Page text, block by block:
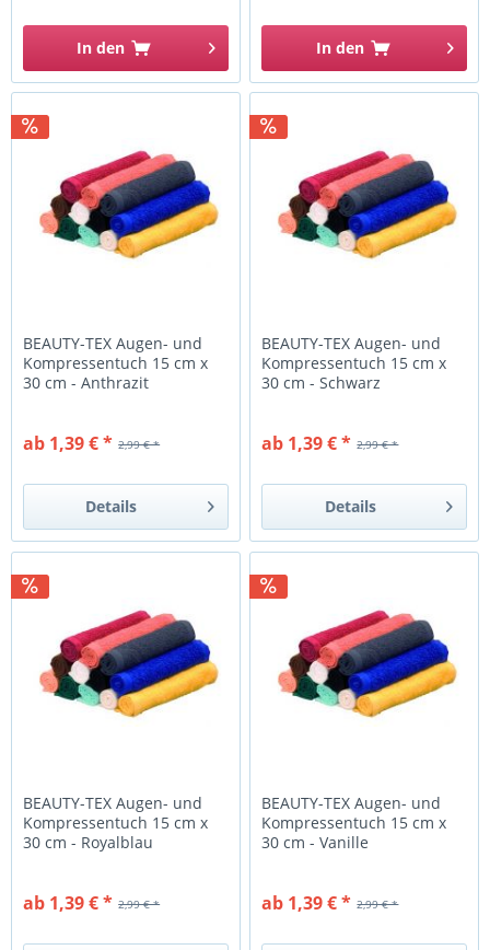
In den In den
BEAUTY-TEX Augen- und
Kompressentuch 15 cm x
30 cm - Anthrazit
2,99 € *
ab 1,39 € *
Details
BEAUTY-TEX Augen- und
Kompressentuch 15 cm x
30 cm - Schwarz
2,99 € *
ab 1,39 € *
Details
BEAUTY-TEX Augen- und
Kompressentuch 15 cm x
30 cm - Royalblau
2,99 € *
ab 1,39 € *
BEAUTY-TEX Augen- und
Kompressentuch 15 cm x
30 cm - Vanille
2,99 € *
ab 1,39 € *